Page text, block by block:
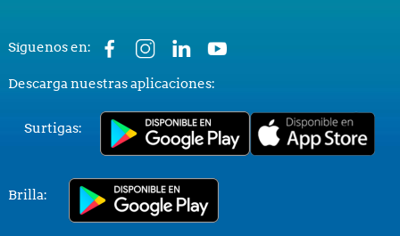
Síguenos en:
Descarga nuestras aplicaciones:
Surtigas:
Brilla: